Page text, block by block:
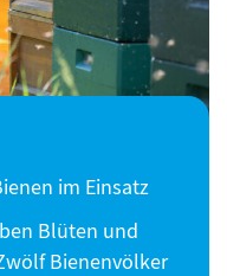
im Einsatz
Blüten und
Bienenvölker